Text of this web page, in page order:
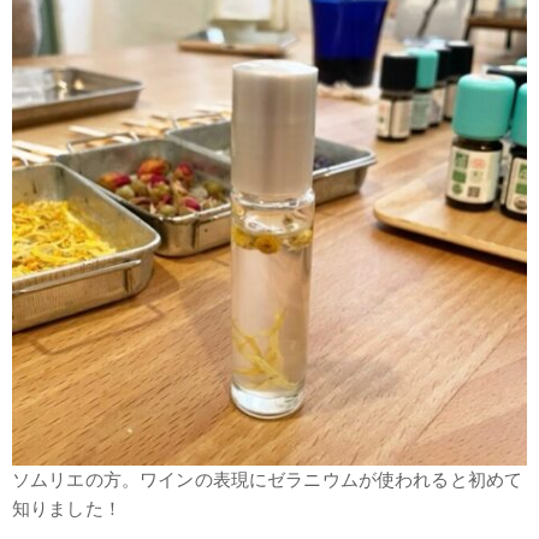
ソムリエの方。ワインの表現にゼラニウムが使われると初めて
知りました！